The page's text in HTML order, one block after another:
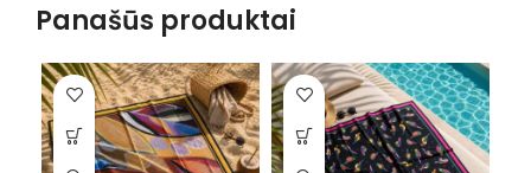
Panašūs produktai